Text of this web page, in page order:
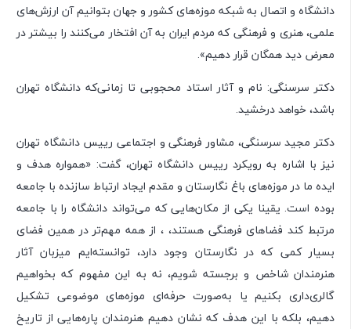
دانشگاه و اتصال به شبکه موزه‌های کشور و جهان بتوانیم آن ارزش‌های
علمی، هنری و فرهنگی که مردم ایران به آن افتخار می‌کنند را بیشتر در
معرض دید همگان قرار دهیم».
دکتر سرسنگی: نام و آثار استاد محجوبی تا زمانی‌که دانشگاه تهران
باشد، خواهد درخشید.
دکتر مجید سرسنگی، مشاور فرهنگی و اجتماعی رییس دانشگاه تهران
نیز با اشاره به رویکرد رییس دانشگاه تهران، گفت: «همواره هدف و
ایده ما در موزه‌های باغ نگارستان و مقدم ایجاد ارتباط سازنده با جامعه
بوده است. یقینا یکی از مکان‌هایی که می‌تواند دانشگاه را با جامعه
مرتبط کند فضاهای فرهنگی هستند، ، از همه مهم‌تر در همین فضای
بسیار کمی که در نگارستان وجود دارد، توانسته‌ایم میزبان آثار
هنرمندان شاخص و برجسته شویم، نه به این مفهوم که بخواهیم
گالری‌داری بکنیم یا به‌صورت حرفه‌ای موزه‌های موضوعی تشکیل
دهیم، بلکه با این هدف که نشان دهیم هنرمندان پاره‌هایی از تاریخ